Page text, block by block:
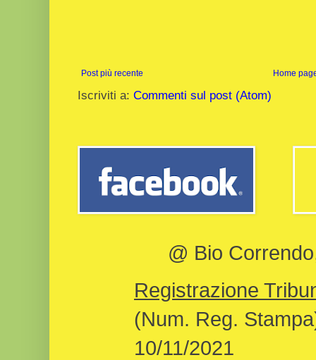
Post più recente Home
Iscriviti a: Commenti sul post (Atom)
@ Bio
Registrazione
(Num. Reg.
10/11/2021